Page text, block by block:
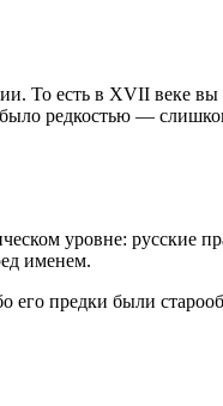
То есть в XVII веке
редкостью —
уровне: русские
именем.
его предки были